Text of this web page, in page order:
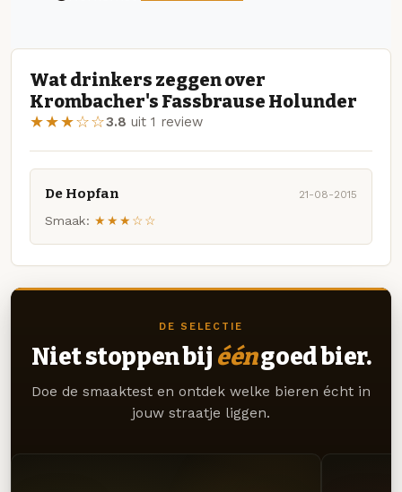
Wat drinkers zeggen over
Krombacher's Fassbrause Holunder
★★★☆☆3.8 uit 1 review
De Hopfan 21-08-2015
Smaak: ★★★☆☆
DE SELECTIE
Niet stoppen bij ééngoed bier.
Doe de smaaktest en ontdek welke bieren écht in
jouw straatje liggen.